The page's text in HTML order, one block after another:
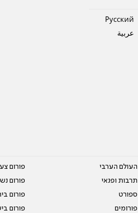
Pусский
عربية
העולם הערבי
תרבות ופנאי
ספורט
פורומים
פורום
פורום
פורום
פורום